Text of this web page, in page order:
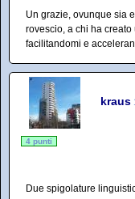
Un grazie, ovunque sia
rovescio, a chi ha creato
facilitandomi e
kraus
4 punti
Due spigolature